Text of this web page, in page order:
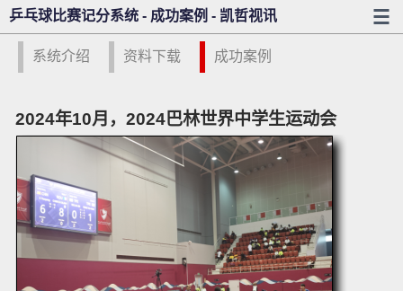
乒乓球比赛记分系统 - 成功案例 - 凯哲视讯
系统介绍 资料下载 成功案例
2024年10月，2024巴林世界中学生运动会